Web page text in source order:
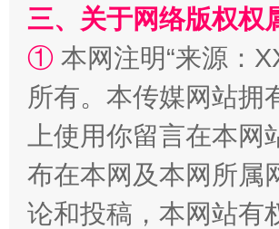
三、关于网络版权权
① 本网注明“来源：
所有。本传媒网站拥
上使用你留言在本
布在本网及本网所属
论和投稿，本网站有